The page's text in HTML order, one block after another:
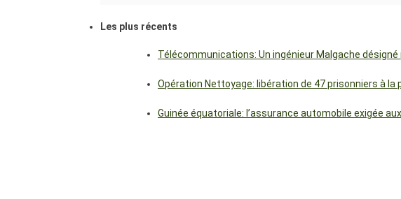
Les plus récents
Télécommunications: Un ingénieur Malgache désigné
Opération Nettoyage: libération de 47 prisonniers à la
Guinée équatoriale: l’assurance automobile exigée